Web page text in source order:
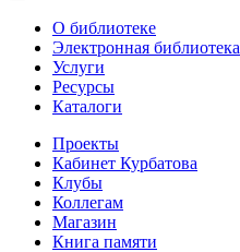
О библиотеке
Электронная библиотека
Услуги
Ресурсы
Каталоги
Проекты
Кабинет Курбатова
Клубы
Коллегам
Магазин
Книга памяти